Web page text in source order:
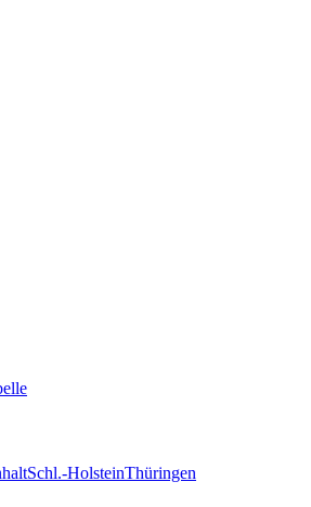
Schl.-HolsteinThüringen